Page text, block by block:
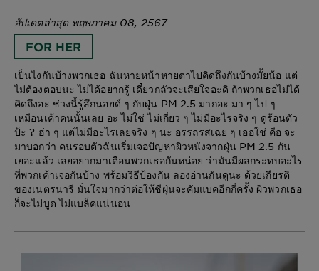
อัปเดตล่าสุด พฤษภาคม 08, 2567
FOR HER
เป็นไงกันบ้างพวกเธอ ฉันหายหน้าหายตาไปคิดถึงกันบ้างมั้ยน้อ แต่
ไม่ต้องตอบนะ ไม่ได้อยากรู้ เดี๋ยวกลัวจะเสียใจอะดิ ถ้าพวกเธอไม่ได้
คิดถึงอะ ช่วงนี้รู้สึกนอยด์ ๆ กับฝุ่น PM 2.5 มากอะ มา ๆ ไป ๆ
เหมือนเค้าคนนั้นเลย อะ ไม่ใช่ ไม่เกี่ยว ๆ ไม่มีอะไรจริง ๆ ดูร้อนตัว
ป้ะ ? ฮ่า ๆ แต่ไม่มีอะไรเลยจริง ๆ นะ อรรถรสเฉย ๆ เออใช่ คือ จะ
มาบอกว่า คนรอบตัวฉันเริ่มเจอปัญหาผิวหนังจากฝุ่น PM 2.5 กัน
เยอะแล้ว เลยอยากมาเตือนพวกเธอกันหน่อย ว่ามันมีผลกระทบอะไร
ที่พวกเค้าเจอกันบ้าง พร้อมวิธีป้องกัน ลองอ่านกันดูนะ ด้วยเกียรติ
ของเนตรนารี มั่นใจมากว่าต่อให้ชีฝุ่นจะคัมแบคอีกกี่ครั้ง ผิวพวกเธอ
ก็จะไม่บูด ไม่แบล็คแน่นอน